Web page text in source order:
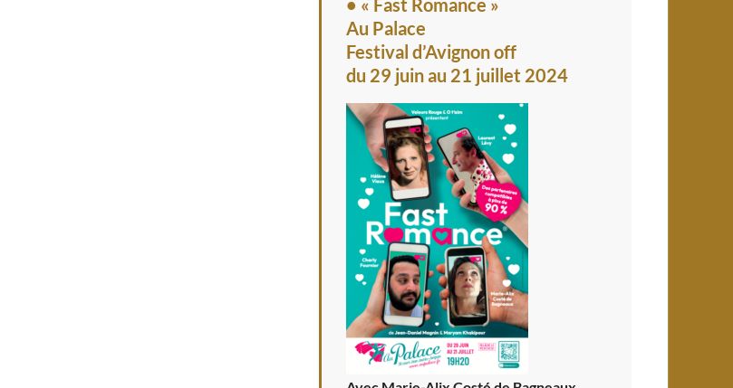
• « Fast Romance »
Au Palace
Festival d’Avignon off
du 29 juin au 21 juillet 2024